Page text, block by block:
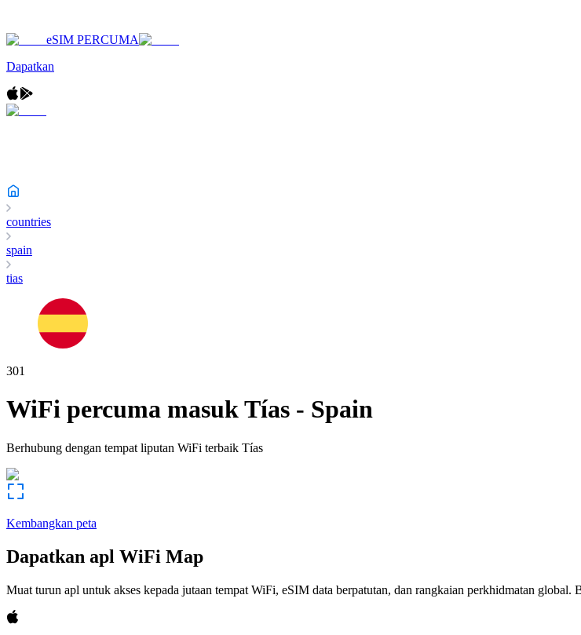
eSIM PERCUMA
Dapatkan
countries
spain
tias
301
WiFi percuma masukTías - Spain
Berhubung dengan tempat liputan WiFi terbaik Tías
Kembangkan peta
Dapatkan apl WiFi Map
Muat turun apl untuk akses kepada jutaan tempat WiFi, eSIM data berpatutan, dan rangkaian perkhidmatan